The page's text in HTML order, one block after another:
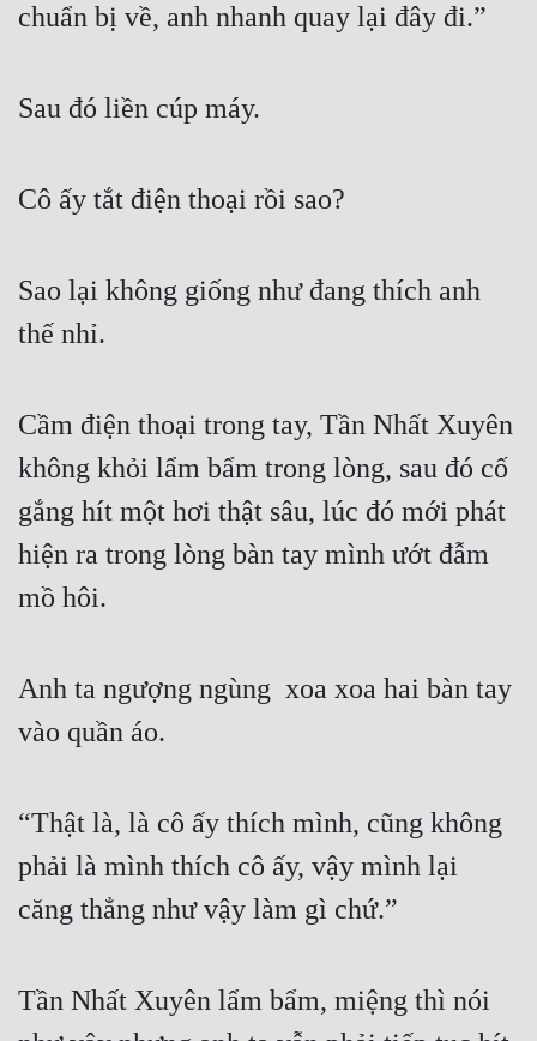
chuẩn bị về, anh nhanh quay lại đây đi.”
Sau đó liền cúp máy.
Cô ấy tắt điện thoại rồi sao?
Sao lại không giống như đang thích anh
thế nhỉ.
Cầm điện thoại trong tay, Tần Nhất Xuyên
không khỏi lẩm bẩm trong lòng, sau đó cố
gắng hít một hơi thật sâu, lúc đó mới phát
hiện ra trong lòng bàn tay mình ướt đẫm
mồ hôi.
Anh ta ngượng ngùng  xoa xoa hai bàn tay
vào quần áo.
“Thật là, là cô ấy thích mình, cũng không
phải là mình thích cô ấy, vậy mình lại
căng thẳng như vậy làm gì chứ.”
Tần Nhất Xuyên lẩm bẩm, miệng thì nói